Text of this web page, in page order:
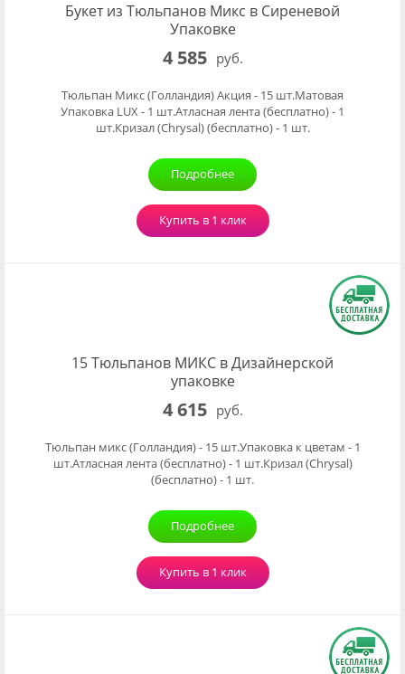
Букет из Тюльпанов Микс в Сиреневой
Упаковке
4 585 руб.
Тюльпан Микс (Голландия) Акция - 15 шт.Матовая
Упаковка LUX - 1 шт.Атласная лента (бесплатно) - 1
шт.Кризал (Chrysal) (бесплатно) - 1 шт.
Подробнее
Купить в 1 клик
15 Тюльпанов МИКС в Дизайнерской
упаковке
4 615 руб.
Тюльпан микс (Голландия) - 15 шт.Упаковка к цветам - 1
шт.Атласная лента (бесплатно) - 1 шт.Кризал (Chrysal)
(бесплатно) - 1 шт.
Подробнее
Купить в 1 клик